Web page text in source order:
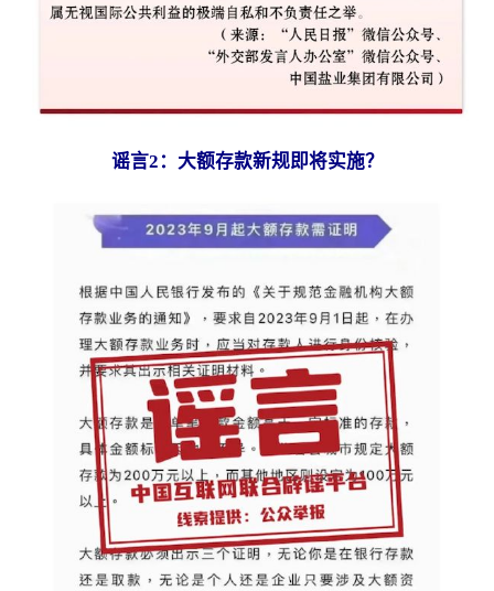
谣言2：大额存款新规即将实施？